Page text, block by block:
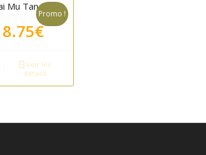
Mu Tan
:
8.75€Le
actuel
est :
8.75€.
Promo !
Voir les
détails